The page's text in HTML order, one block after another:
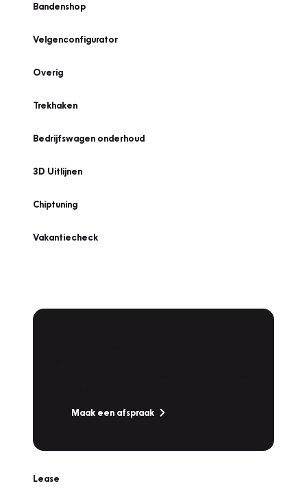
Bandenshop
Velgenconfigurator
Overig
Trekhaken
Bedrijfswagen onderhoud
3D Uitlijnen
Chiptuning
Vakantiecheck
Maak een afspraak
Lease